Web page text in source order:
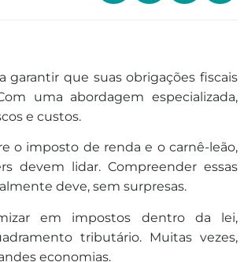
garantir que suas obrigações fiscais
uma abordagem especializada,
e custos.
o imposto de renda e o carnê-leão,
devem lidar. Compreender essas
deve, sem surpresas.
em impostos dentro da lei,
tributário. Muitas vezes,
economias.